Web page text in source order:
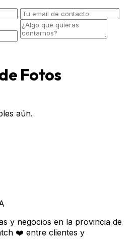
Fotos
aún.
y negocios en la provincia de
❤️ entre clientes y